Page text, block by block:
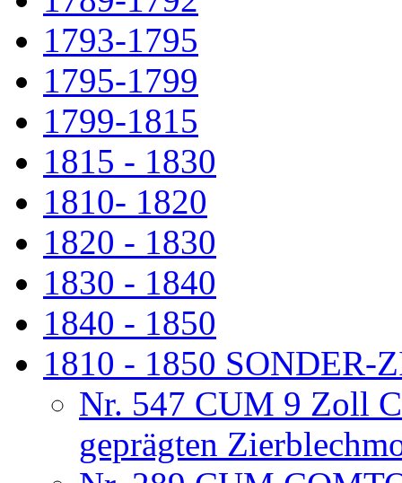
1793-1795
1795-1799
1799-1815
1815 - 1830
1810- 1820
1820 - 1830
1830 - 1840
1840 - 1850
1810 - 1850 SONDER-
Nr. 547 CUM 9 Zoll
geprägten